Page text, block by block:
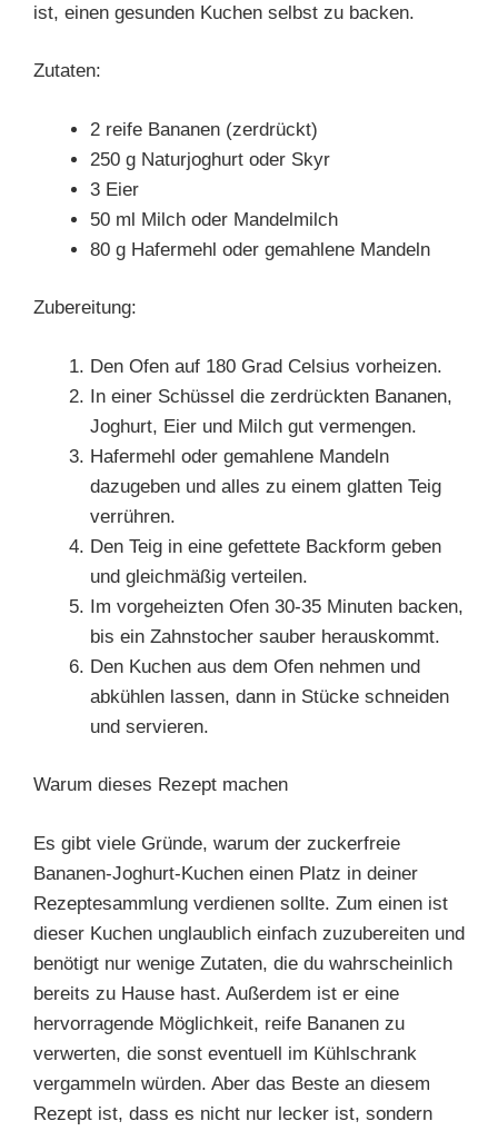
ist, einen gesunden Kuchen selbst zu backen.
Zutaten:
2 reife Bananen (zerdrückt)
250 g Naturjoghurt oder Skyr
3 Eier
50 ml Milch oder Mandelmilch
80 g Hafermehl oder gemahlene Mandeln
Zubereitung:
Den Ofen auf 180 Grad Celsius vorheizen.
In einer Schüssel die zerdrückten Bananen,
Joghurt, Eier und Milch gut vermengen.
Hafermehl oder gemahlene Mandeln
dazugeben und alles zu einem glatten Teig
verrühren.
Den Teig in eine gefettete Backform geben
und gleichmäßig verteilen.
Im vorgeheizten Ofen 30-35 Minuten backen,
bis ein Zahnstocher sauber herauskommt.
Den Kuchen aus dem Ofen nehmen und
abkühlen lassen, dann in Stücke schneiden
und servieren.
Warum dieses Rezept machen
Es gibt viele Gründe, warum der zuckerfreie
Bananen-Joghurt-Kuchen einen Platz in deiner
Rezeptesammlung verdienen sollte. Zum einen ist
dieser Kuchen unglaublich einfach zuzubereiten und
benötigt nur wenige Zutaten, die du wahrscheinlich
bereits zu Hause hast. Außerdem ist er eine
hervorragende Möglichkeit, reife Bananen zu
verwerten, die sonst eventuell im Kühlschrank
vergammeln würden. Aber das Beste an diesem
Rezept ist, dass es nicht nur lecker ist, sondern